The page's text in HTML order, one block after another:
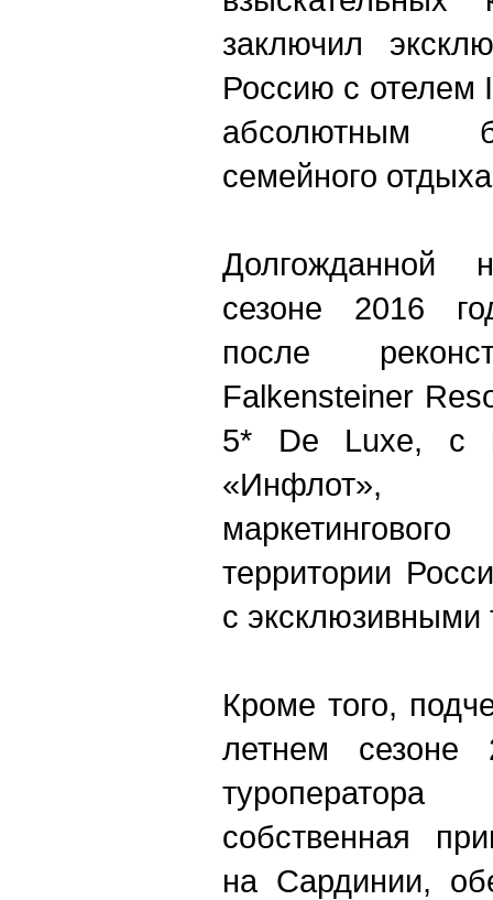
заключил
Россию с отелем
абсолютным
семейного
Долгожданной
сезоне 2016
после
Falkensteiner
5* De Luxe, с
«Инфлот»,
территории
с
Кроме того,
летнем сезоне
собственная
на Сардинии,